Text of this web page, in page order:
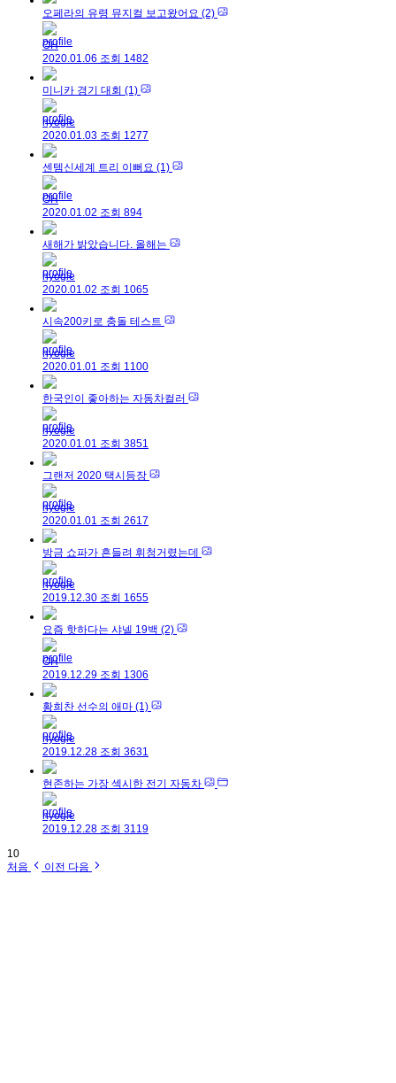
오페라의 유령 뮤지컬 보고왔어요 (2)
OH
2020.01.06 조회 1482
미니카 경기 대회 (1)
hyogle
2020.01.03 조회 1277
센템신세계 트리 이뻐요 (1)
OH
2020.01.02 조회 894
새해가 밝았습니다. 올해는
hyogle
2020.01.02 조회 1065
시속200키로 충돌 테스트
hyogle
2020.01.01 조회 1100
한국인이 좋아하는 자동차컬러
hyogle
2020.01.01 조회 3851
그랜저 2020 택시등장
hyogle
2020.01.01 조회 2617
방금 쇼파가 흔들려 휘청거렸는데
hyogle
2019.12.30 조회 1655
요즘 핫하다는 샤넬 19백 (2)
OH
2019.12.29 조회 1306
황희찬 선수의 애마 (1)
hyogle
2019.12.28 조회 3631
현존하는 가장 섹시한 전기 자동차
hyogle
2019.12.28 조회 3119
10
처음
이전 다음